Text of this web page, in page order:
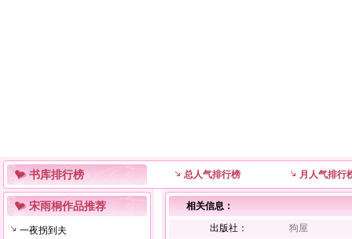
书库排行榜 总人气排行榜 月人气排行
宋雨桐作品推荐
一夜拐到夫
相关信息：
出版社：
狗屋